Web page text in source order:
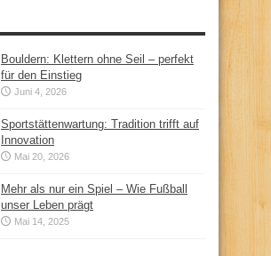
Bouldern: Klettern ohne Seil – perfekt
für den Einstieg
Juni 4, 2026
Sportstättenwartung: Tradition trifft auf
Innovation
Mai 20, 2026
Mehr als nur ein Spiel – Wie Fußball
unser Leben prägt
Mai 14, 2025